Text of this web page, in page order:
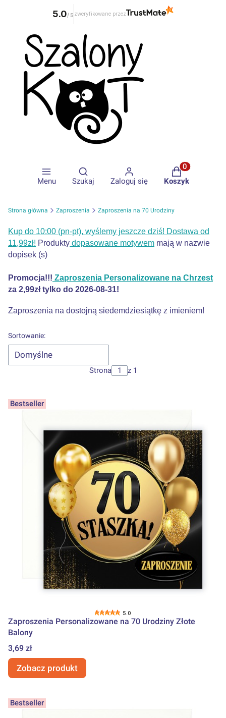
Menu
Otwórz wyszukiwarkę
Szukaj Zaloguj się
Produkty w
Koszyk
Strona główna Zaproszenia Zaproszenia na 70 Urodziny
Kup do 10:00 (pn-pt), wyślemy jeszcze dziś! Dostawa od
11,99zł! Produkty dopasowane motywem mają w nazwie
dopisek (s)
Promocja!!! Zaproszenia Personalizowane na Chrzest
za 2,99zł tylko do 2026-08-31!
Zaproszenia na dostojną siedemdziesiątkę z imieniem!
Lista produktów
Sortowanie:
Domyślne
Strona z 1
Bestseller
5.0
Zaproszenia Personalizowane na 70 Urodziny Złote
Balony
Cena
3,69 zł
Zobacz produkt
Bestseller
5.0/ 5 zweryfikowane przez